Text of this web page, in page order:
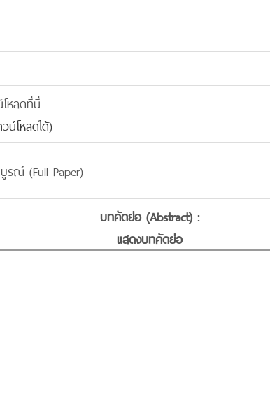
หลดที่นี่
น์โหลดได้)
รณ์ (Full Paper)
บทคัดย่อ (Abstract) :
แสดงบทคัดย่อ